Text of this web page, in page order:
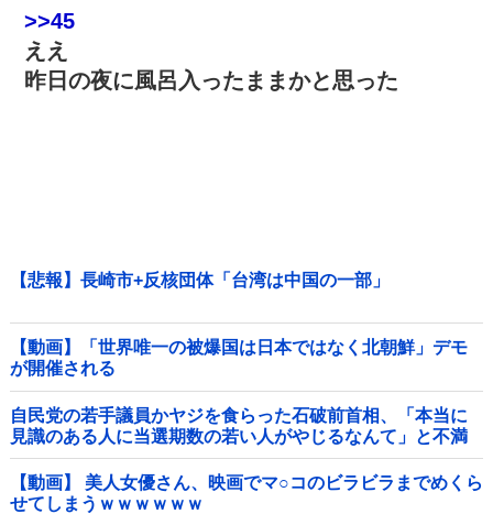
>>45
ええ
昨日の夜に風呂入ったままかと思った
【悲報】長崎市+反核団体「台湾は中国の一部」
【動画】「世界唯一の被爆国は日本ではなく北朝鮮」デモ
が開催される
自民党の若手議員かヤジを食らった石破前首相、「本当に
見識のある人に当選期数の若い人がやじるなんて」と不満
たらたらな様子を見せて……他
【動画】 美人女優さん、映画でマ○コのビラビラまでめくら
せてしまうｗｗｗｗｗｗ